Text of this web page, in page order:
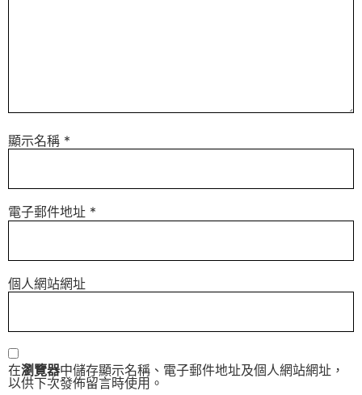
顯示名稱 *
電子郵件地址 *
個人網站網址
在瀏覽器中儲存顯示名稱、電子郵件地址及個人網站網址，
以供下次發佈留言時使用。